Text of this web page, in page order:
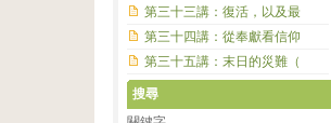
第三十三講：復活，以及最
第三十四講：從奉獻看信仰
第三十五講：末日的災難（
搜尋